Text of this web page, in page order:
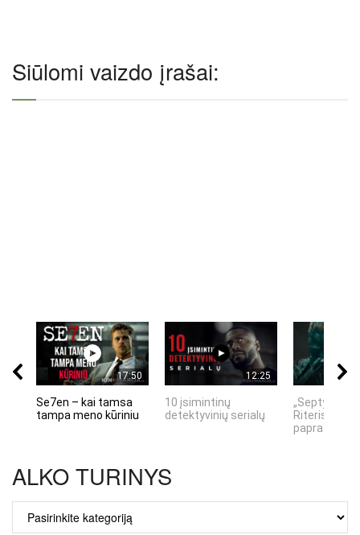
Siūlomi vaizdo įrašai:
17:50
Se7en – kai tamsa
tampa meno kūriniu
12:25
10 įsimintinų
detektyvinių serialų
„Septynių
Riteris" – kai
ALKO TURINYS
ALKO
TURINYS